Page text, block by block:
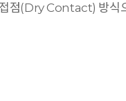
점(Dry Contact) 방식